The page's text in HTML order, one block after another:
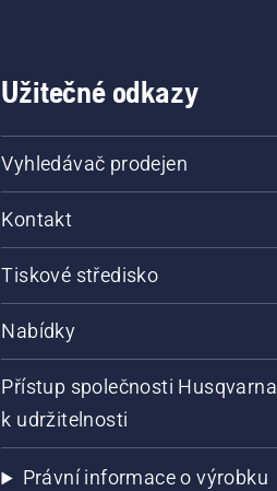
Užitečné odkazy
Vyhledávač prodejen
Kontakt
Tiskové středisko
Nabídky
Přístup společnosti Husqvarna
k udržitelnosti
Právní informace o výrobku